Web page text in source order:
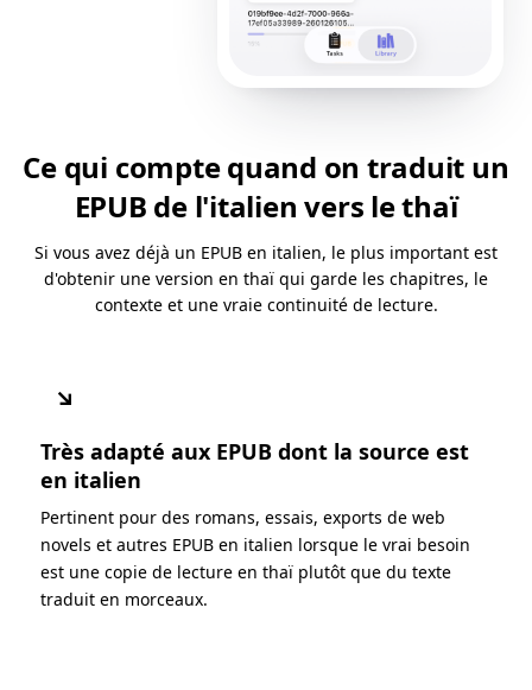
Ce qui compte quand on traduit un
EPUB de l'italien vers le thaï
Si vous avez déjà un EPUB en italien, le plus important est
d'obtenir une version en thaï qui garde les chapitres, le
contexte et une vraie continuité de lecture.
↘
Très adapté aux EPUB dont la source est
en italien
Pertinent pour des romans, essais, exports de web
novels et autres EPUB en italien lorsque le vrai besoin
est une copie de lecture en thaï plutôt que du texte
traduit en morceaux.